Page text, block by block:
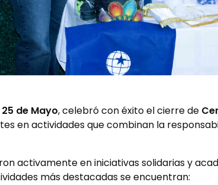
de Mayo, celebró con éxito el cierre de
en actividades que combinan la
activamente en iniciativas solidarias y
más destacadas se encuentran: